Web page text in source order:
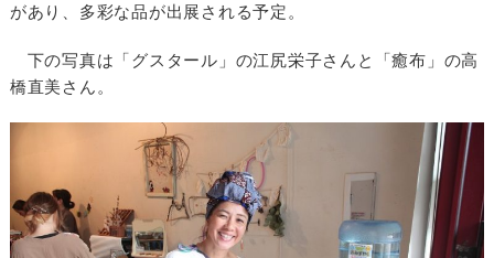
があり、多彩な品が出展される予定。
下の写真は「グスタール」の江尻栄子さんと「癒布」の高
橋直美さん。